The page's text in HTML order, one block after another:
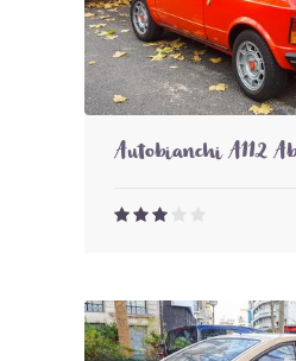
Autobianchi A112